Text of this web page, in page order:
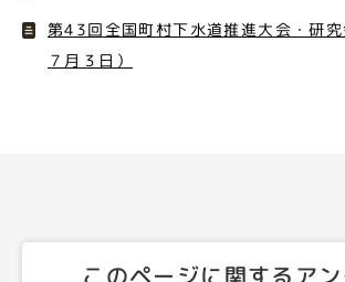
第43回全国町村下水道推進大会・研
７月３日）
このページに関するア